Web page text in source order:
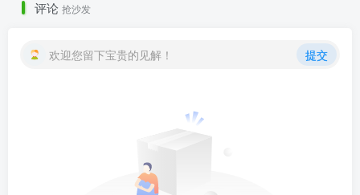
评论 抢沙发
欢迎您留下宝贵的见解！ 提交